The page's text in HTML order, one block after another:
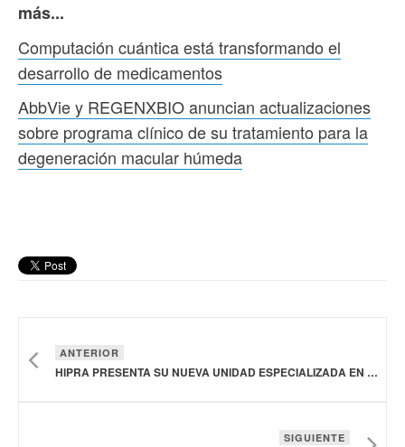
más...
Computación cuántica está transformando el
desarrollo de medicamentos
AbbVie y REGENXBIO anuncian actualizaciones
sobre programa clínico de su tratamiento para la
degeneración macular húmeda
ANTERIOR
HIPRA PRESENTA SU NUEVA UNIDAD ESPECIALIZADA EN SERVICIOS CDMO DE DESARROLLO Y FABRICACIÓN DE BIOLÓGICOS PARA TERCEROS
SIGUIENTE